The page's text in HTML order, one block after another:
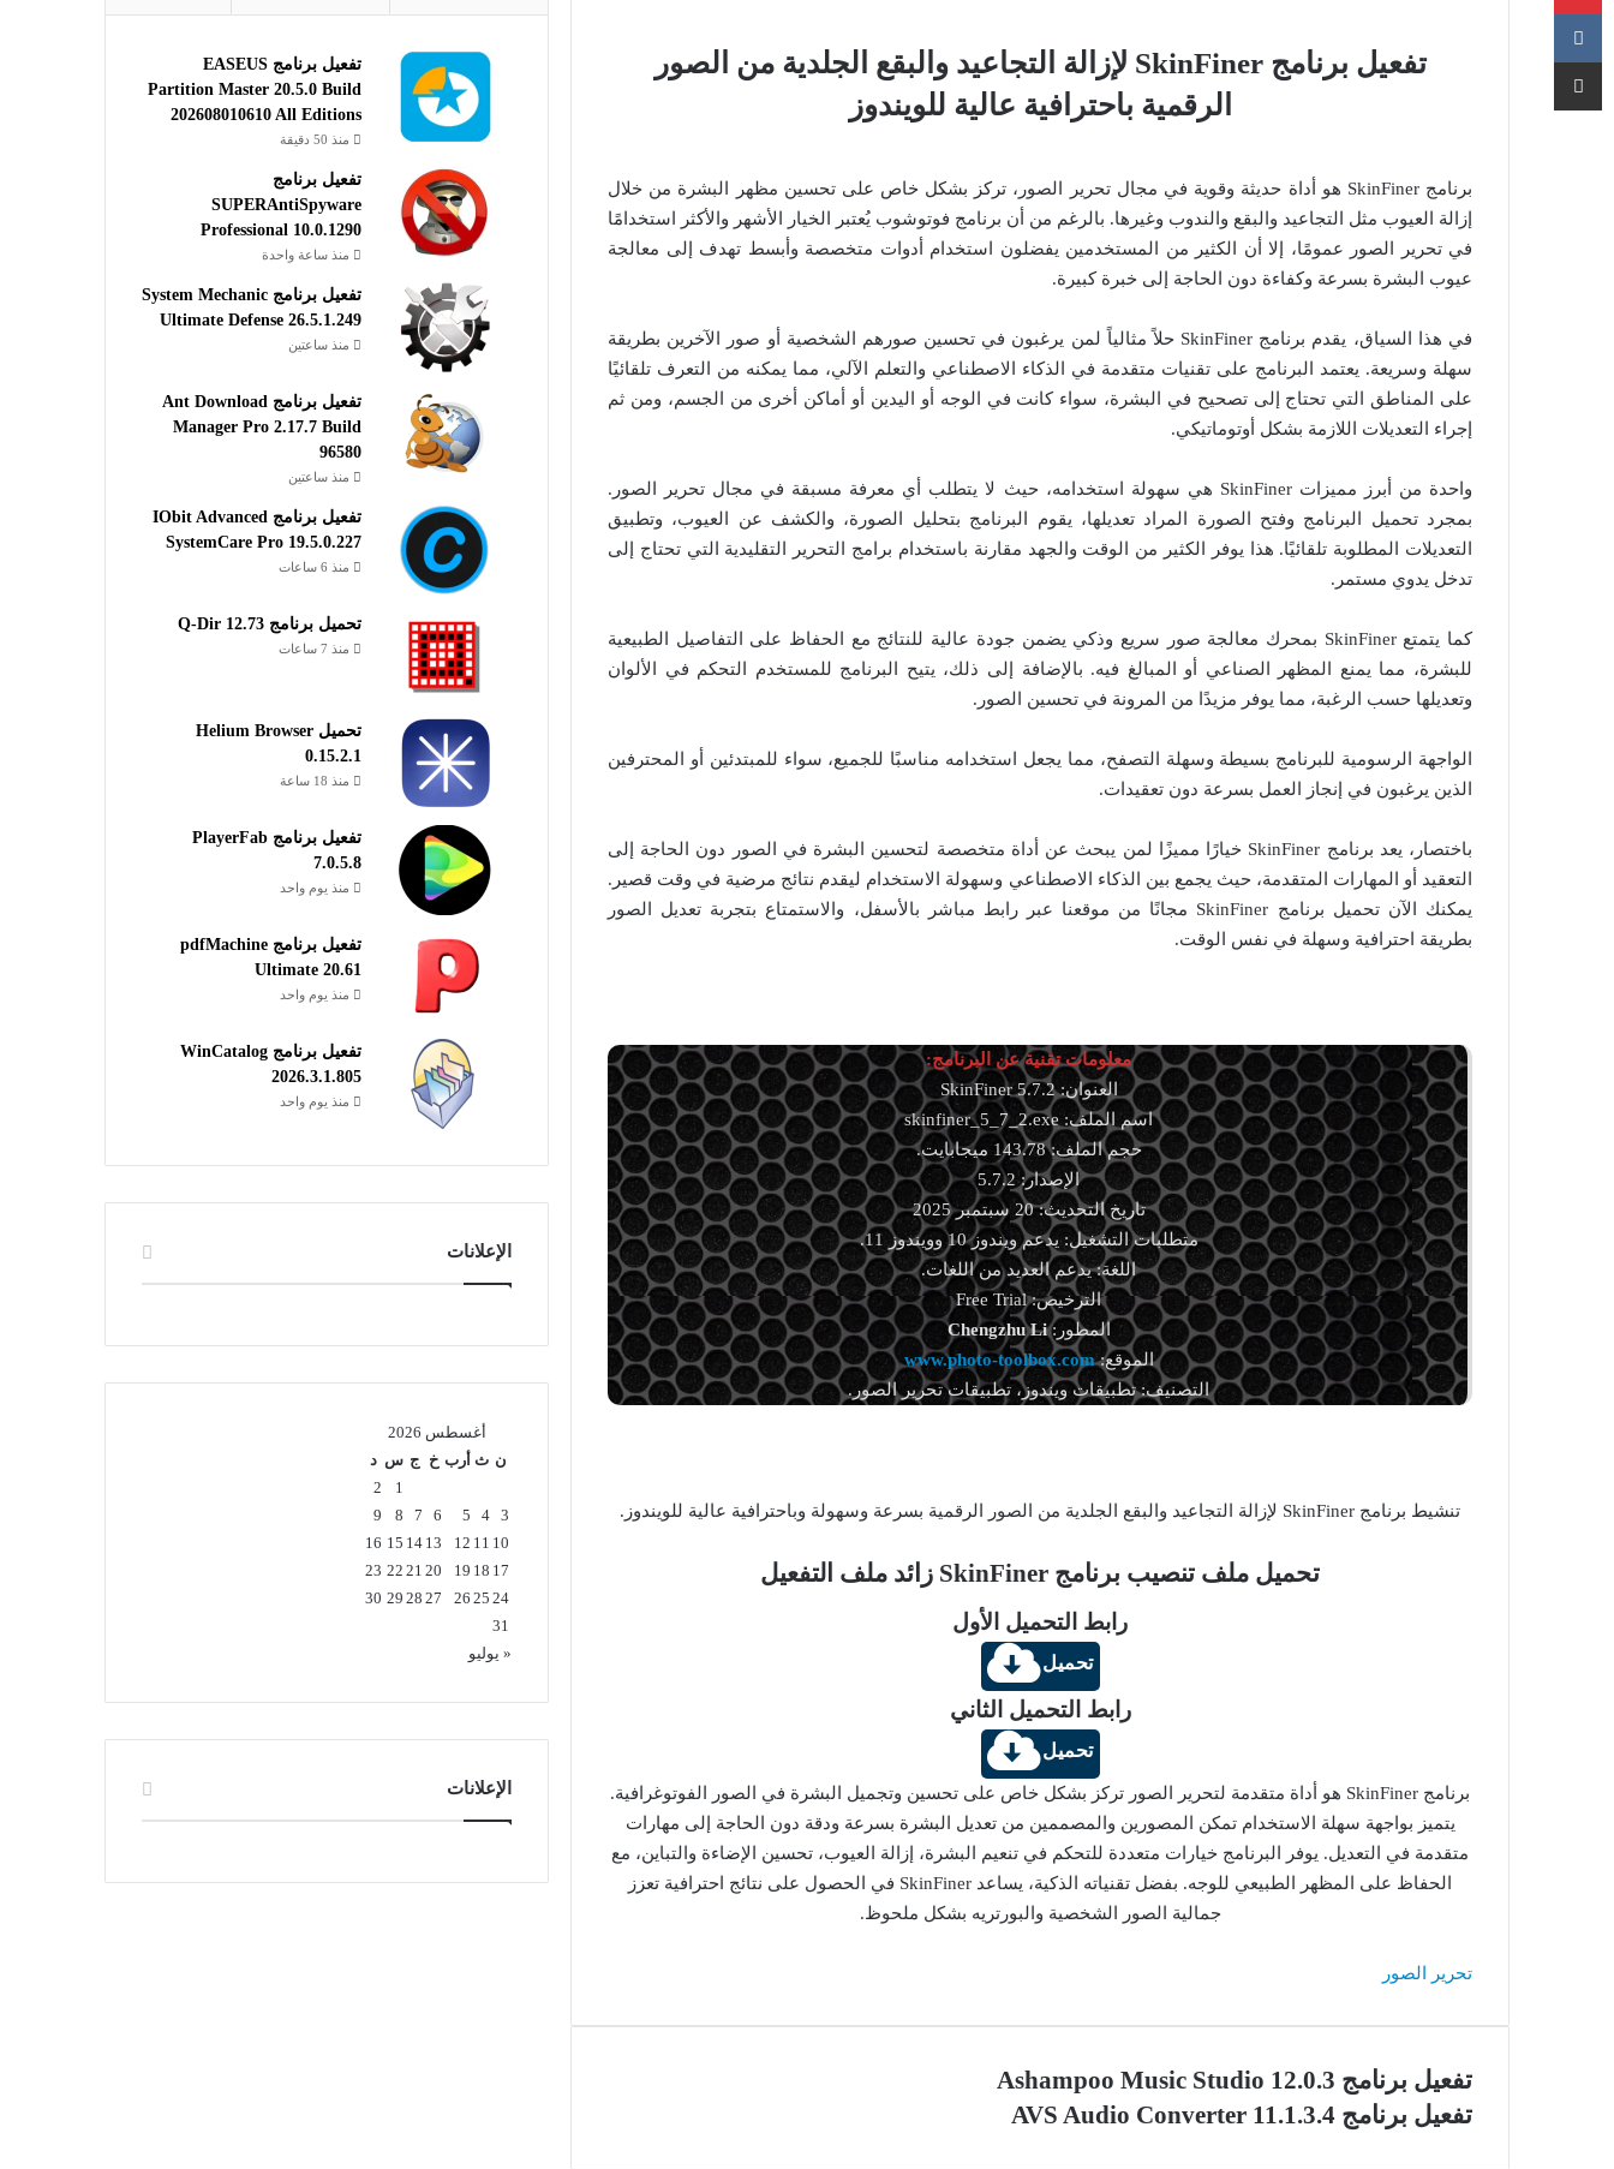
تفعيل برنامج SkinFiner لإزالة التجاعيد والبقع الجلدية من الصور
الرقمية باحترافية عالية للويندوز
برنامج SkinFiner هو أداة حديثة وقوية في مجال تحرير الصور، تركز بشكل خاص على تحسين مظهر البشرة من خلال
إزالة العيوب مثل التجاعيد والبقع والندوب وغيرها. بالرغم من أن برنامج فوتوشوب يُعتبر الخيار الأشهر والأكثر استخدامًا
في تحرير الصور عمومًا، إلا أن الكثير من المستخدمين يفضلون استخدام أدوات متخصصة وأبسط تهدف إلى معالجة
عيوب البشرة بسرعة وكفاءة دون الحاجة إلى خبرة كبيرة.
في هذا السياق، يقدم برنامج SkinFiner حلاً مثالياً لمن يرغبون في تحسين صورهم الشخصية أو صور الآخرين بطريقة
سهلة وسريعة. يعتمد البرنامج على تقنيات متقدمة في الذكاء الاصطناعي والتعلم الآلي، مما يمكنه من التعرف تلقائيًا
على المناطق التي تحتاج إلى تصحيح في البشرة، سواء كانت في الوجه أو اليدين أو أماكن أخرى من الجسم، ومن ثم
إجراء التعديلات اللازمة بشكل أوتوماتيكي.
واحدة من أبرز مميزات SkinFiner هي سهولة استخدامه، حيث لا يتطلب أي معرفة مسبقة في مجال تحرير الصور.
بمجرد تحميل البرنامج وفتح الصورة المراد تعديلها، يقوم البرنامج بتحليل الصورة، والكشف عن العيوب، وتطبيق
التعديلات المطلوبة تلقائيًا. هذا يوفر الكثير من الوقت والجهد مقارنة باستخدام برامج التحرير التقليدية التي تحتاج إلى
تدخل يدوي مستمر.
كما يتمتع SkinFiner بمحرك معالجة صور سريع وذكي يضمن جودة عالية للنتائج مع الحفاظ على التفاصيل الطبيعية
للبشرة، مما يمنع المظهر الصناعي أو المبالغ فيه. بالإضافة إلى ذلك، يتيح البرنامج للمستخدم التحكم في الألوان
وتعديلها حسب الرغبة، مما يوفر مزيدًا من المرونة في تحسين الصور.
الواجهة الرسومية للبرنامج بسيطة وسهلة التصفح، مما يجعل استخدامه مناسبًا للجميع، سواء للمبتدئين أو المحترفين
الذين يرغبون في إنجاز العمل بسرعة دون تعقيدات.
باختصار، يعد برنامج SkinFiner خيارًا مميزًا لمن يبحث عن أداة متخصصة لتحسين البشرة في الصور دون الحاجة إلى
التعقيد أو المهارات المتقدمة، حيث يجمع بين الذكاء الاصطناعي وسهولة الاستخدام ليقدم نتائج مرضية في وقت قصير.
يمكنك الآن تحميل برنامج SkinFiner مجانًا من موقعنا عبر رابط مباشر بالأسفل، والاستمتاع بتجربة تعديل الصور
بطريقة احترافية وسهلة في نفس الوقت.
معلومات تقنية عن البرنامج:
العنوان: SkinFiner 5.7.2
اسم الملف: skinfiner_5_7_2.exe
حجم الملف: 143.78 ميجابايت.
الإصدار: 5.7.2
تاريخ التحديث: 20 سبتمبر 2025
متطلبات التشغيل: يدعم ويندوز 10 وويندوز 11.
اللغة: يدعم العديد من اللغات.
الترخيص: Free Trial
المطور:Chengzhu Li
الموقع:www.photo-toolbox.com
التصنيف: تطبيقات ويندوز، تطبيقات تحرير الصور.
تنشيط برنامج SkinFiner لإزالة التجاعيد والبقع الجلدية من الصور الرقمية بسرعة وسهولة وباحترافية عالية للويندوز.
تحميل ملف تنصيب برنامج SkinFiner زائد ملف التفعيل
رابط التحميل الأول
تحميل
رابط التحميل الثاني
تحميل
برنامج SkinFiner هو أداة متقدمة لتحرير الصور تركز بشكل خاص على تحسين وتجميل البشرة في الصور الفوتوغرافية.
يتميز بواجهة سهلة الاستخدام تمكن المصورين والمصممين من تعديل البشرة بسرعة ودقة دون الحاجة إلى مهارات
متقدمة في التعديل. يوفر البرنامج خيارات متعددة للتحكم في تنعيم البشرة، إزالة العيوب، تحسين الإضاءة والتباين، مع
الحفاظ على المظهر الطبيعي للوجه. بفضل تقنياته الذكية، يساعد SkinFiner في الحصول على نتائج احترافية تعزز
جمالية الصور الشخصية والبورتريه بشكل ملحوظ.
تحرير الصور
تفعيل برنامج Ashampoo Music Studio 12.0.3
تفعيل برنامج AVS Audio Converter 11.1.3.4
تفعيل برنامج EASEUS
Partition Master 20.5.0 Build
202608010610 All Editions
منذ 50 دقيقة
تفعيل برنامج
SUPERAntiSpyware
Professional 10.0.1290
منذ ساعة واحدة
تفعيل برنامج System Mechanic
Ultimate Defense 26.5.1.249
منذ ساعتين
تفعيل برنامج Ant Download
Manager Pro 2.17.7 Build
96580
منذ ساعتين
تفعيل برنامج IObit Advanced
SystemCare Pro 19.5.0.227
منذ 6 ساعات
تحميل برنامج Q-Dir 12.73
منذ 7 ساعات
تحميل Helium Browser
0.15.2.1
منذ 18 ساعة
تفعيل برنامج PlayerFab
7.0.5.8
منذ يوم واحد
تفعيل برنامج pdfMachine
Ultimate 20.61
منذ يوم واحد
تفعيل برنامج WinCatalog
2026.3.1.805
منذ يوم واحد
الإعلانات
أغسطس 2026
ن ث أرب خ ج س د
1
2
3
4
5
6
7
8
9
10
11
12
13
14
15
16
17
18
19
20
21
22
23
24
25
26
27
28
29
30
31
« يوليو
الإعلانات
مشاركة عبر البريد